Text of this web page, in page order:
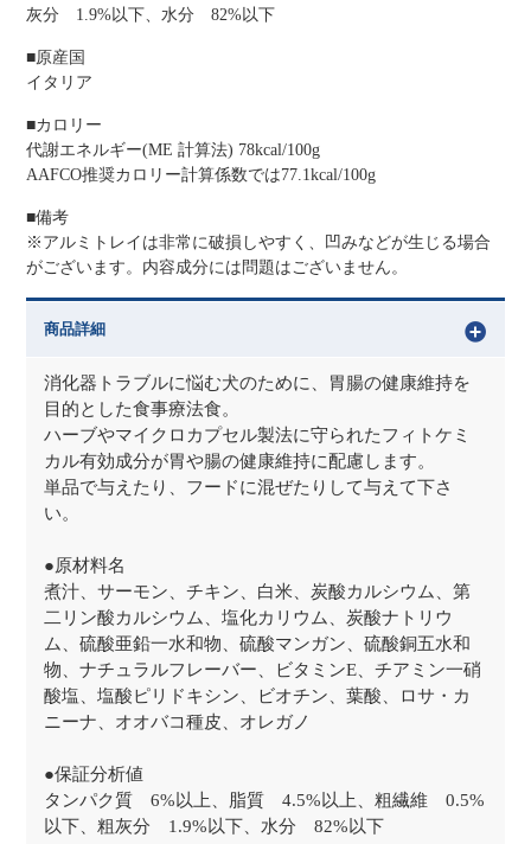
灰分 1.9%以下、水分 82%以下
■原産国
イタリア
■カロリー
代謝エネルギー(ME 計算法) 78kcal/100g
AAFCO推奨カロリー計算係数では77.1kcal/100g
■備考
※アルミトレイは非常に破損しやすく、凹みなどが生じる場合
がございます。内容成分には問題はございません。
商品詳細
消化器トラブルに悩む犬のために、胃腸の健康維持を
目的とした食事療法食。
ハーブやマイクロカプセル製法に守られたフィトケミ
カル有効成分が胃や腸の健康維持に配慮します。
単品で与えたり、フードに混ぜたりして与えて下さ
い。
●原材料名
煮汁、サーモン、チキン、白米、炭酸カルシウム、第
二リン酸カルシウム、塩化カリウム、炭酸ナトリウ
ム、硫酸亜鉛一水和物、硫酸マンガン、硫酸銅五水和
物、ナチュラルフレーバー、ビタミンE、チアミン一硝
酸塩、塩酸ピリドキシン、ビオチン、葉酸、ロサ・カ
ニーナ、オオバコ種皮、オレガノ
●保証分析値
タンパク質 6%以上、脂質 4.5%以上、粗繊維 0.5%
以下、粗灰分 1.9%以下、水分 82%以下